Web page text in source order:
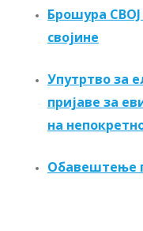
Брошура
својине
Упутртво за
пријаве за
на
Обавештење